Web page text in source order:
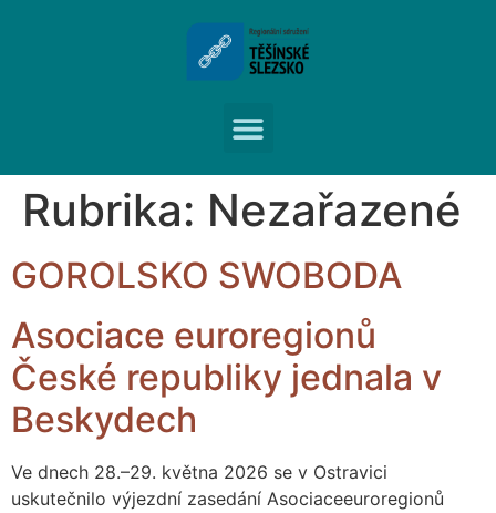
Rubrika: Nezařazené
GOROLSKO SWOBODA
Asociace euroregionů
České republiky jednala v
Beskydech
Ve dnech 28.–29. května 2026 se v Ostravici
uskutečnilo výjezdní zasedání Asociaceeuroregionů